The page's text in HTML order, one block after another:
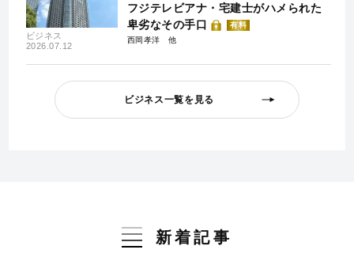
ビジネス
2026.07.12
フジテレビアナ・宅建士がハメられた
卑劣なその手口
有料
西岡孝洋
ビジネス一覧を見る
新着記事